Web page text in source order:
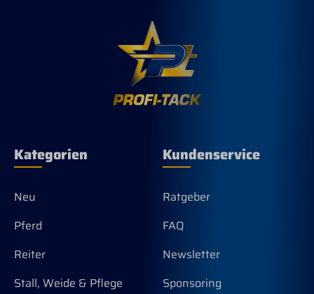
Kategorien
Neu
Pferd
Reiter
Stall, Weide & Pflege
Kundenservice
Ratgeber
FAQ
Newsletter
Sponsoring